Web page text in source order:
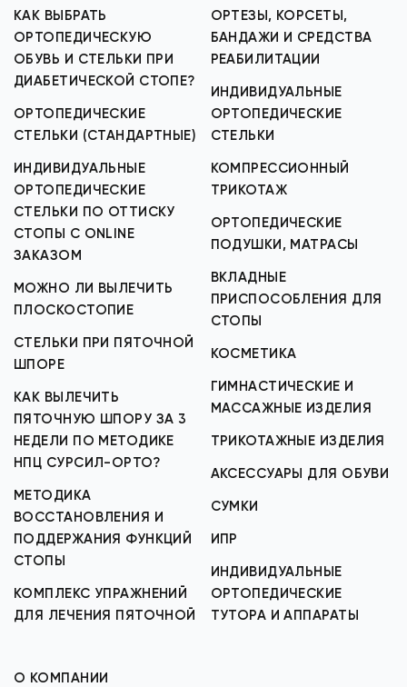
КАК ВЫБРАТЬ
ОРТОПЕДИЧЕСКУЮ
ОБУВЬ И СТЕЛЬКИ ПРИ
ДИАБЕТИЧЕСКОЙ СТОПЕ?
ОРТОПЕДИЧЕСКИЕ
СТЕЛЬКИ (СТАНДАРТНЫЕ)
ИНДИВИДУАЛЬНЫЕ
ОРТОПЕДИЧЕСКИЕ
СТЕЛЬКИ ПО ОТТИСКУ
СТОПЫ С ONLINE
ЗАКАЗОМ
МОЖНО ЛИ ВЫЛЕЧИТЬ
ПЛОСКОСТОПИЕ
СТЕЛЬКИ ПРИ ПЯТОЧНОЙ
ШПОРЕ
КАК ВЫЛЕЧИТЬ
ПЯТОЧНУЮ ШПОРУ ЗА 3
НЕДЕЛИ ПО МЕТОДИКЕ
НПЦ СУРСИЛ-ОРТО?
МЕТОДИКА
ВОССТАНОВЛЕНИЯ И
ПОДДЕРЖАНИЯ ФУНКЦИЙ
СТОПЫ
КОМПЛЕКС УПРАЖНЕНИЙ
ДЛЯ ЛЕЧЕНИЯ ПЯТОЧНОЙ
ОРТЕЗЫ, КОРСЕТЫ,
БАНДАЖИ И СРЕДСТВА
РЕАБИЛИТАЦИИ
ИНДИВИДУАЛЬНЫЕ
ОРТОПЕДИЧЕСКИЕ
СТЕЛЬКИ
КОМПРЕССИОННЫЙ
ТРИКОТАЖ
ОРТОПЕДИЧЕСКИЕ
ПОДУШКИ, МАТРАСЫ
ВКЛАДНЫЕ
ПРИСПОСОБЛЕНИЯ ДЛЯ
СТОПЫ
КОСМЕТИКА
ГИМНАСТИЧЕСКИЕ И
МАССАЖНЫЕ ИЗДЕЛИЯ
ТРИКОТАЖНЫЕ ИЗДЕЛИЯ
АКСЕССУАРЫ ДЛЯ ОБУВИ
СУМКИ
ИПР
ИНДИВИДУАЛЬНЫЕ
ОРТОПЕДИЧЕСКИЕ
ТУТОРА И АППАРАТЫ
О КОМПАНИИ